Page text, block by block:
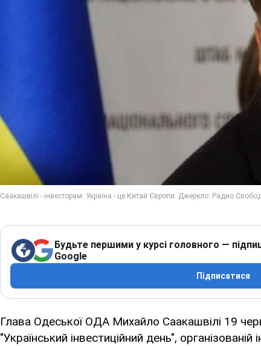
Будьте першими у курсі головного —
Google
Підписатися
Глава Одеської ОДА Михайло Саакашвілі 19
"Український інвестиційний день",